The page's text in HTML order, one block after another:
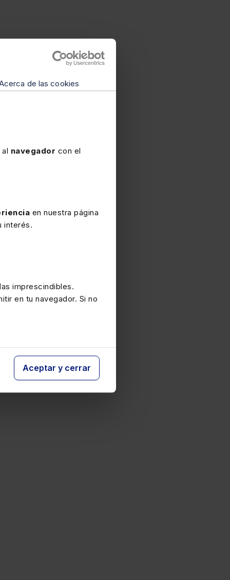
de las cookies
navegador con el
en nuestra página
interés.
imprescindibles.
en tu navegador. Si no
Aceptar y cerrar